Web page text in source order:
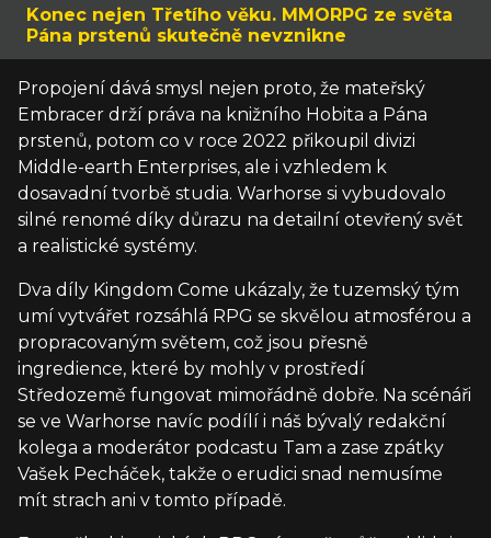
Konec nejen Třetího věku. MMORPG ze světa
Pána prstenů skutečně nevznikne
Propojení dává smysl nejen proto, že mateřský
Embracer drží práva na knižního Hobita a Pána
prstenů, potom co v roce 2022 přikoupil divizi
Middle-earth Enterprises, ale i vzhledem k
dosavadní tvorbě studia. Warhorse si vybudovalo
silné renomé díky důrazu na detailní otevřený svět
a realistické systémy.
Dva díly Kingdom Come ukázaly, že tuzemský tým
umí vytvářet rozsáhlá RPG se skvělou atmosférou a
propracovaným světem, což jsou přesně
ingredience, které by mohly v prostředí
Středozemě fungovat mimořádně dobře. Na scénáři
se ve Warhorse navíc podílí i náš bývalý redakční
kolega a moderátor podcastu Tam a zase zpátky
Vašek Pecháček, takže o erudici snad nemusíme
mít strach ani v tomto případě.